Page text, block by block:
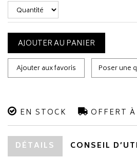
AJOUTER AU PANIER
Ajouter aux favoris Poser une
EN STOCK OFFERT
DÉTAILS
CONSEIL